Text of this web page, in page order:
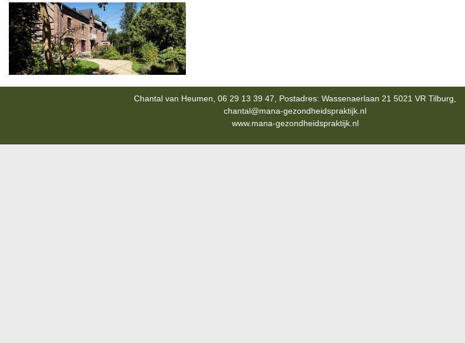
Chantal van Heumen, 06 29 13 39 47, Postadres: Wassenaerlaan 21 5021 VR Tilburg,
chantal@mana-gezondheidspraktijk.nl
www.mana-gezondheidspraktijk.nl